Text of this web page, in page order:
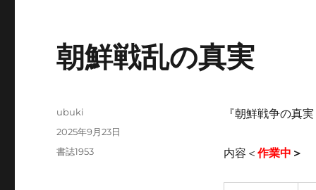
朝鮮戦乱の真実
『朝鮮戦争の真
内容＜ 作業中 ＞
投
ubuki
投
稿
2025年9月23日
カ
書誌1953